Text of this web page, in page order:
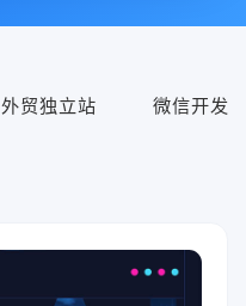
外贸独立站 微信开发